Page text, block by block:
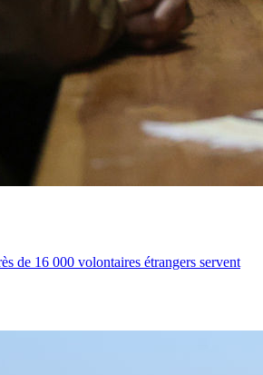
de 16 000 volontaires étrangers servent